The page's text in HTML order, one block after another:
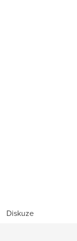
Diskuze